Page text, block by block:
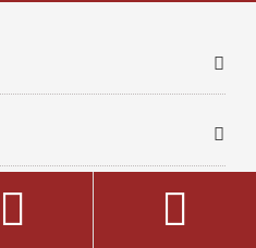
 